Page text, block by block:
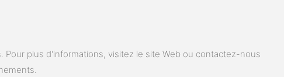
plus d'informations, visitez le site Web ou contactez-nous